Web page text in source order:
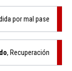
por mal pase
, Recuperación